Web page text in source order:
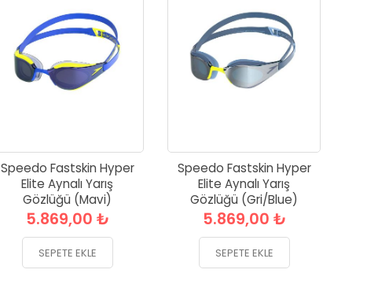
Speedo Fastskin Hyper
Elite Aynalı Yarış
Gözlüğü (Mavi)
5.869,00 ₺
SEPETE EKLE
Speedo Fastskin Hyper
Elite Aynalı Yarış
Gözlüğü (Gri/Blue)
5.869,00 ₺
SEPETE EKLE